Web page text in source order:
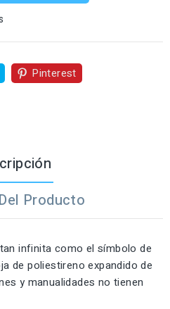
Pinterest
Producto
infinita como el símbolo de
de poliestireno expandido de
y manualidades no tienen